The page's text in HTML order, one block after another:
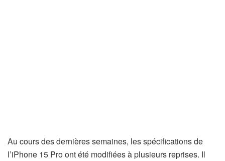
Au cours des dernières semaines, les spécifications de
l’iPhone 15 Pro ont été modifiées à plusieurs reprises. Il